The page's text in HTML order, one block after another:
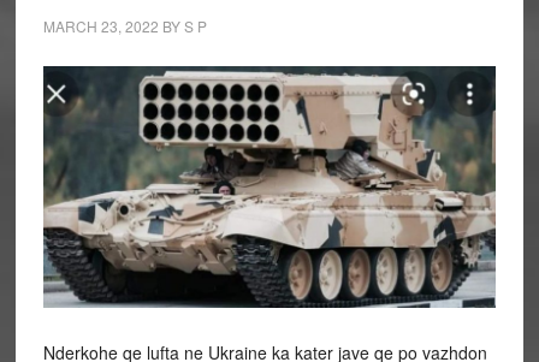
MARCH 23, 2022 BYS P
Nderkohe qe lufta ne Ukraine ka kater jave qe po vazhdon